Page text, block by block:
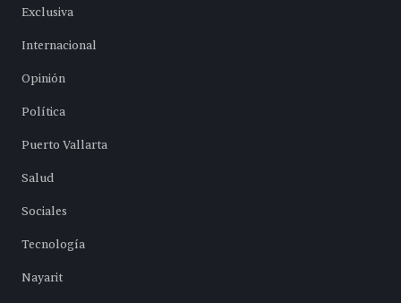
Exclusiva
Internacional
Opinión
Política
Puerto Vallarta
Salud
Sociales
Tecnología
Nayarit